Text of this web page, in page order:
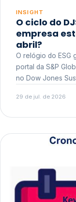
INSIGHT
O ciclo do
empresa
abril?
O relógio do ESG global
portal da S&P
no Dow Jones
29 de jul. de 2026